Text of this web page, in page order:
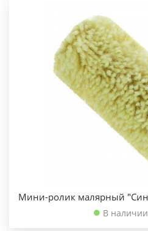
Мини-ролик малярный
В